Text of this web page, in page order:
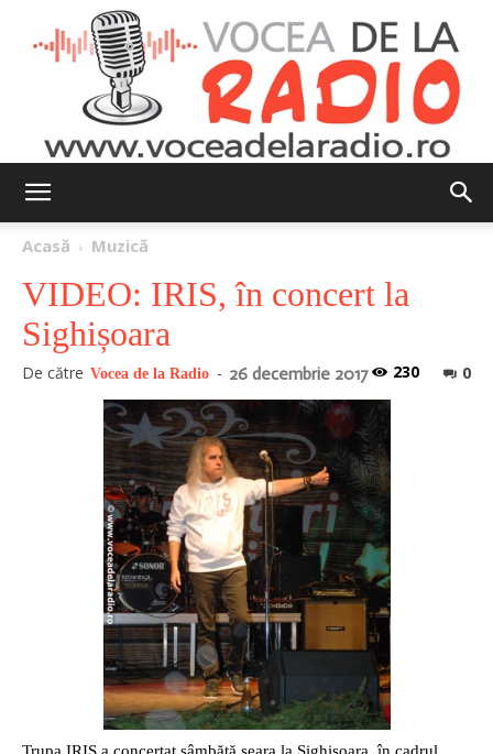
de
la
radio
Acasă Muzică
VIDEO: IRIS, în concert la
Sighișoara
De către Vocea de la Radio - 26 decembrie 2017 0
230